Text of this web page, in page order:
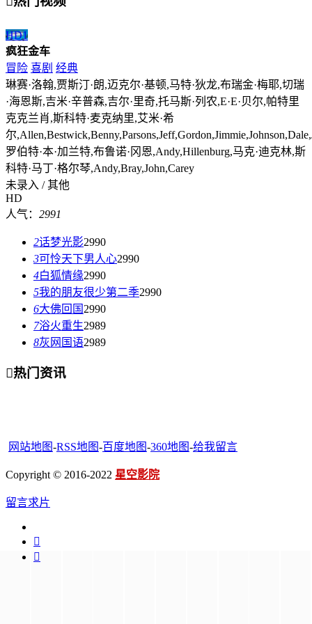
HD1
疯狂金车
冒险 喜剧 经典
琳赛·洛翰,贾斯汀·朗,迈克尔·基顿,马特·狄龙,布瑞金·梅耶,切瑞
·海恩斯,吉米·辛普森,吉尔·里奇,托马斯·列农,E·E·贝尔,帕特里
克克兰肖,斯科特·麦克纳里,艾米·希
尔
罗伯特·本·加兰特,布鲁诺·冈恩,Andy,Hillenburg,马克·迪克林,斯
科特·马丁·格尔琴,Andy,Bray,John,Carey
未录入 / 其他
HD
人气： 2991
2话梦光影2990
3可怜天下男人心2990
4白狐情缘2990
5我的朋友很少第二季2990
6大佛回国 2990
7浴火重生2989
8灰网国语2989
热门资讯
网站地图-RSS地图-百度地图-360地图-给我留言
Copyright © 2016-2022 星空影院
留言求片

